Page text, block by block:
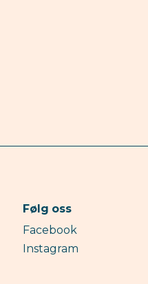
Følg oss
Facebook
Instagram